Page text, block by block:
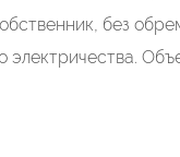
без
электричества.